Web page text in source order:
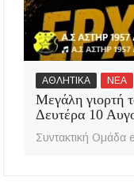
ΑΘΛΗΤΙΚΑ ΝΕΑ
Μεγάλη γιορτή
Δευτέρα 10
Συντακτική Ομάδα